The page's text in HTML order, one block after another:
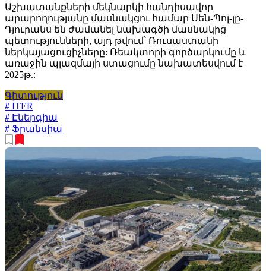
Աշխատանքների մեկնարկի հանդիսավոր
արարողությանը մասնակցու համար Սեն-Պոլ-լը-
Դյուրանս են ժամանել նախագծի մասնակից
պետությունների, այդ թվում՝ Ռուսաստանի
ներկայացուցիչները: Ռեակտորի գործարկումը և
առաջին պլազմայի ստացումը նախատեսվում է
2025թ.:
Գիտություն
# ITER
# Էներգիա
# Ֆրանսիա